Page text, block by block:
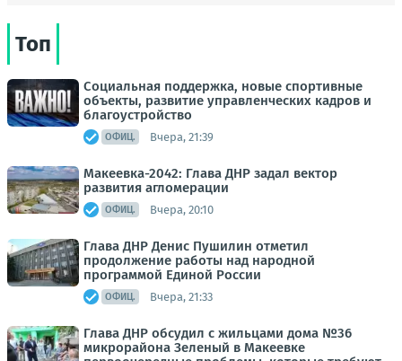
Топ
Социальная поддержка, новые спортивные
объекты, развитие управленческих кадров и
благоустройство
ОФИЦ. Вчера, 21:39
Макеевка-2042: Глава ДНР задал вектор
развития агломерации
ОФИЦ. Вчера, 20:10
Глава ДНР Денис Пушилин отметил
продолжение работы над народной
программой Единой России
ОФИЦ. Вчера, 21:33
Глава ДНР обсудил с жильцами дома №36
микрорайона Зеленый в Макеевке